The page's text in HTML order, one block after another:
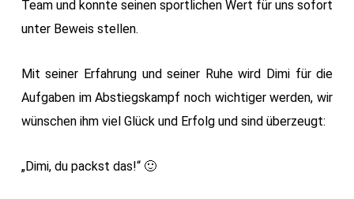
Team und konnte seinen sportlichen Wert für uns sofort
unter Beweis stellen.
Mit seiner Erfahrung und seiner Ruhe wird Dimi für die
Aufgaben im Abstiegskampf noch wichtiger werden, wir
wünschen ihm viel Glück und Erfolg und sind überzeugt:
„Dimi, du packst das!“ 🙂